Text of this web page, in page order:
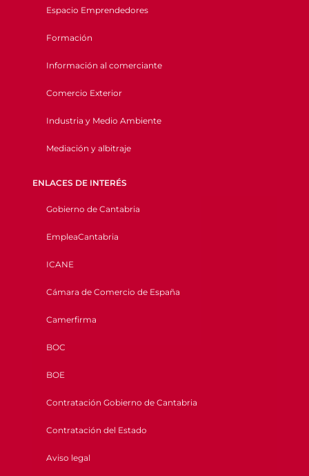
Espacio Emprendedores
Formación
Información al comerciante
Comercio Exterior
Industria y Medio Ambiente
Mediación y albitraje
ENLACES DE INTERÉS
Gobierno de Cantabria
EmpleaCantabria
ICANE
Cámara de Comercio de España
Camerfirma
BOC
BOE
Contratación Gobierno de Cantabria
Contratación del Estado
Aviso legal